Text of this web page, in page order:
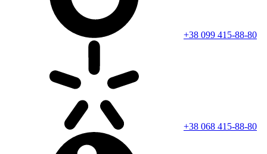
+38 099 415-88-80
+38 068 415-88-80